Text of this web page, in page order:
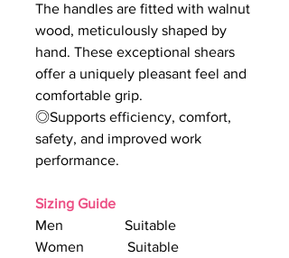
The handles are fitted with walnut
wood, meticulously shaped by
hand. These exceptional shears
offer a uniquely pleasant feel and
comfortable grip.
◎Supports efficiency, comfort,
safety, and improved work
performance.
Sizing Guide
Men Suitable
Women Suitable